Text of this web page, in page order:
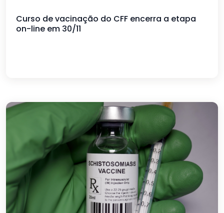
Curso de vacinação do CFF encerra a etapa
on-line em 30/11